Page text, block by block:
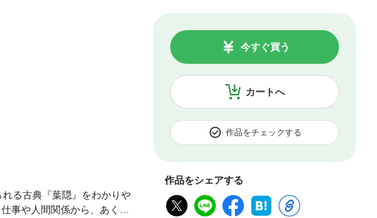
カートへ
今すぐ買う
作品をチェックする
作品をシェアする
る古典『葉隠』をわかりや
事や人間関係から、あくび